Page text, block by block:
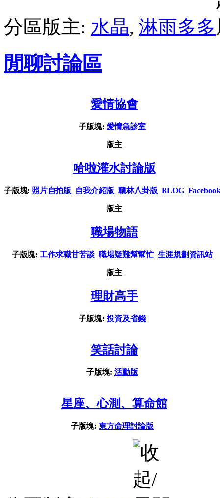
分區版主: 水晶, 淋雨多多
閒聊討論區
愛情協會
子版塊: 愛情急診室
版主
哈啦灌水討論版
子版塊: 照片自拍版 自我介紹版 贛林八卦版 BLOG Facebook
版主
職場物語
子版塊: 工作求職甘苦談 職場疑難幫幫忙 生涯規劃資訊站
版主
理財高手
子版塊:投資及省錢
笑話討論
子版塊: 活動版
星座、心測、算命館
子版塊: 東方命理討論版